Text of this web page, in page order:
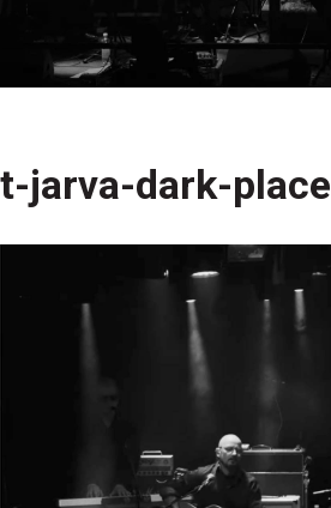
t-jarva-dark-place